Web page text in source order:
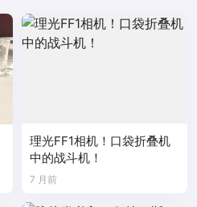
理光FF1相机！口袋折叠机
中的战斗机！
7 月前